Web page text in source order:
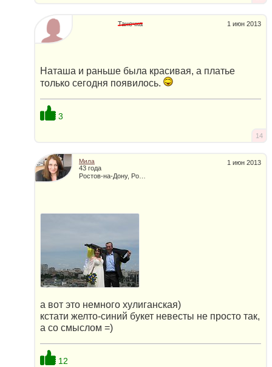
1 июн 2013
Танечка
Наташа и раньше была красивая, а платье
только сегодня появилось.
3
14
1 июн 2013
Мила
43 года
а вот это немного хулиганская)
кстати желто-синий букет невесты не просто так,
а со смыслом =)
12